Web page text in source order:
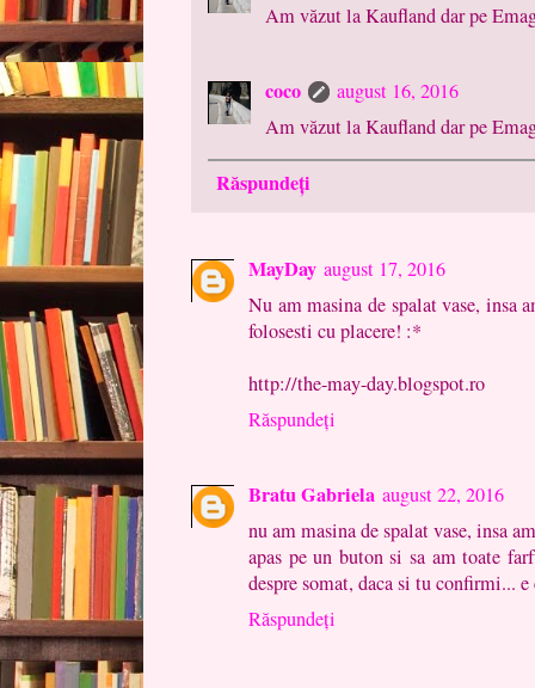
Am văzut la Kaufland dar pe
coco
august 16, 2016
Am văzut la Kaufland dar pe
Răspundeți
MayDay august 17, 2016
Nu am masina de spalat vase, insa
folosesti cu placere! :*
http://the-may-day.blogspot.ro
Răspundeți
Bratu Gabriela august 22, 2016
nu am masina de spalat vase, insa
apas pe un buton si sa am toate
despre somat, daca si tu confirmi...
Răspundeți